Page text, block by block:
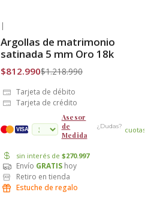
Envío Gratis
|
Argollas de matrimonio
satinada 5 mm Oro 18k
$812.990$1.218.990
Tarjeta de débito
Tarjeta de crédito
VISA
Asesor
de
Medida
¿Dudas? cuotas
sin interés de $270.997
Envío GRATIS hoy
Retiro en tienda
Estuche de regalo